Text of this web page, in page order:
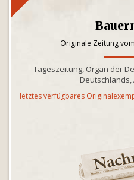
Originale Zeitung
Tageszeitung, Organ der
Deutschlands,
letztes verfügbares